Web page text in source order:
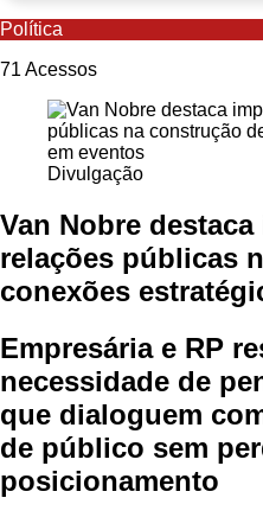
Política
71 Acessos
Divulgação
Van Nobre
relações públicas
conexões
Empresária e RP
necessidade de
que dialoguem
de público sem
posicionamento